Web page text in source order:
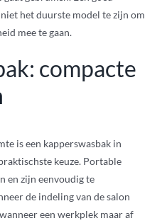
het duurste model te zijn om
mee te gaan.
compacte
is een kapperswasbak in
keuze. Portable
en zijn eenvoudig te
de indeling van de salon
een werkplek maar af